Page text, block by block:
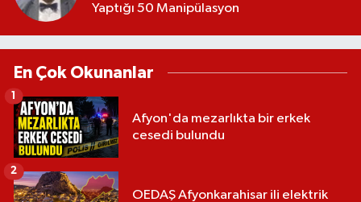
Yaptığı 50 Manipülasyon
En Çok Okunanlar
Afyon'da mezarlıkta bir erkek
cesedi bulundu
1
OEDAŞ Afyonkarahisar ili elektrik
2